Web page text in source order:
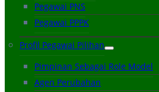
Pegawai PNS
Pegawai PPPK
Profil Pegawai Pilihan
Pimpinan Sebagai Role Model
Agen Perubahan